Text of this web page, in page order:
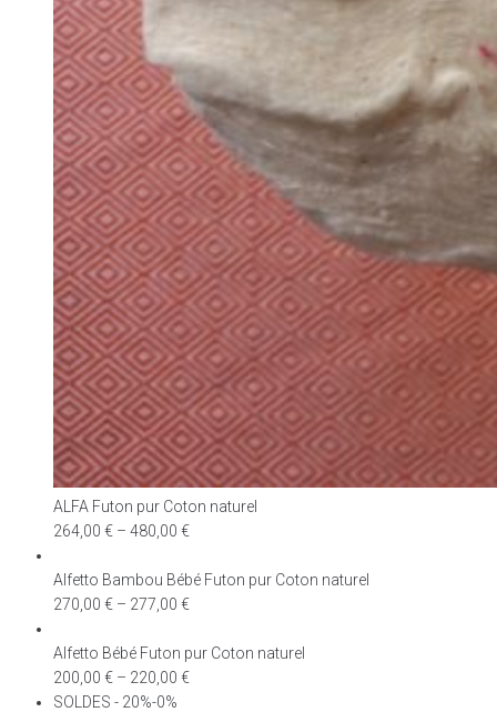
ALFA Futon pur Coton naturel
264,00 € – 480,00 €
Alfetto Bambou Bébé Futon pur Coton naturel
270,00 € – 277,00 €
Alfetto Bébé Futon pur Coton naturel
200,00 € – 220,00 €
SOLDES - 20%-0%